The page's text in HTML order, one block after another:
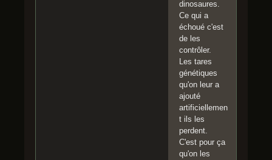
dinosaures.
Ce qui a
échoué c'est
de les
contrôler.
Les tares
génétiques
qu'on leur a
ajouté
artificiellemen
t ils les
perdent.
C'est pour ça
qu'on les